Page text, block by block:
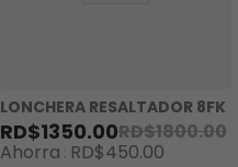
LONCHERA RESALTADOR 8FK
RD$1350.00RD$1800.00
Ahorra RD$450.00